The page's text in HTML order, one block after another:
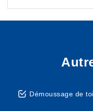
Démoussage de